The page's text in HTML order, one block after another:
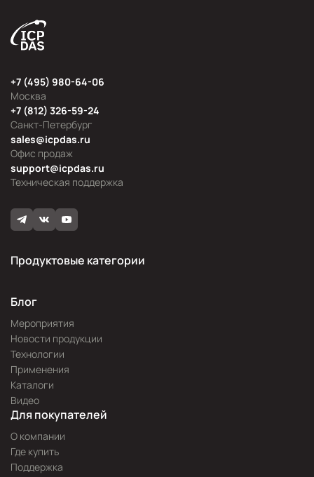
Москва
+7 (495) 980-64-06
Офис продаж
sales@icpdas.ru
Санкт-Петербург
+7 (812) 326-59-24
Техническая поддержка
support@icpdas.ru
Продуктовые категории
Блог
Мероприятия
Новости продукции
Технологии
Применения
Каталоги
Видео
Для покупателей
О компании
Где купить
Поддержка